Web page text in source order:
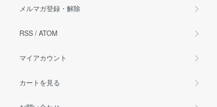
メルマガ登録・解除
RSS / ATOM
マイアカウント
カートを見る